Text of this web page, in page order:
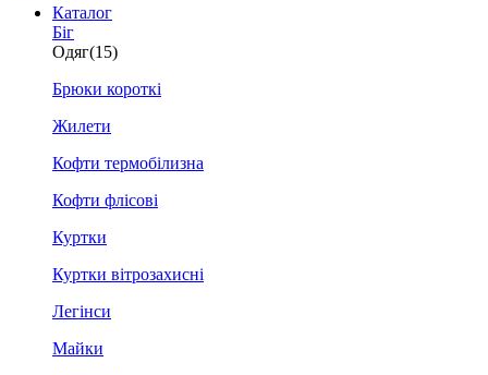
Каталог
Біг
Одяг(15)
Брюки короткі
Жилети
Кофти термобілизна
Кофти флісові
Куртки
Куртки вітрозахисні
Легінси
Майки